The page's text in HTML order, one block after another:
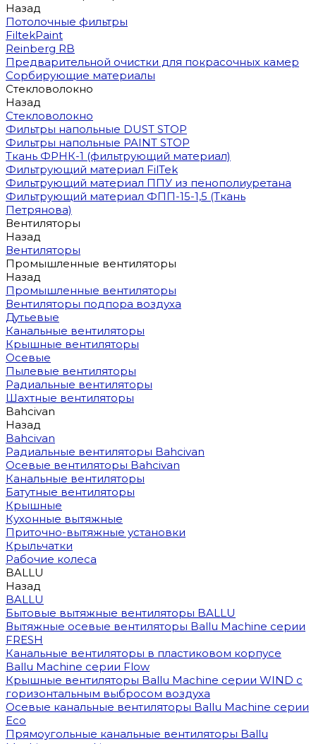
Назад
Потолочные фильтры
FiltekPaint
Reinberg RB
Предварительной очистки для покрасочных камер
Сорбирующие материалы
Стекловолокно
Назад
Стекловолокно
Фильтры напольные DUST STOP
Фильтры напольные PAINT STOP
Ткань ФРНК-1 (фильтрующий материал)
Фильтрующий материал FilTek
Фильтрующий материал ППУ из пенополиуретана
Фильтрующий материал ФПП-15-1,5 (Ткань
Петрянова)
Вентиляторы
Назад
Вентиляторы
Промышленные вентиляторы
Назад
Промышленные вентиляторы
Вентиляторы подпора воздуха
Дутьевые
Канальные вентиляторы
Крышные вентиляторы
Осевые
Пылевые вентиляторы
Радиальные вентиляторы
Шахтные вентиляторы
Bahcivan
Назад
Bahcivan
Радиальные вентиляторы Bahcivan
Осевые вентиляторы Bahcivan
Канальные вентиляторы
Батутные вентиляторы
Крышные
Кухонные вытяжные
Приточно-вытяжные установки
Крыльчатки
Рабочие колеса
BALLU
Назад
BALLU
Бытовые вытяжные вентиляторы BALLU
Вытяжные осевые вентиляторы Ballu Machine серии
FRESH
Канальные вентиляторы в пластиковом корпусе
Ballu Machine серии Flow
Крышные вентиляторы Ballu Machine серии WIND с
горизонтальным выбросом воздуха
Осевые канальные вентиляторы Ballu Machine серии
Eco
Прямоугольные канальные вентиляторы Ballu